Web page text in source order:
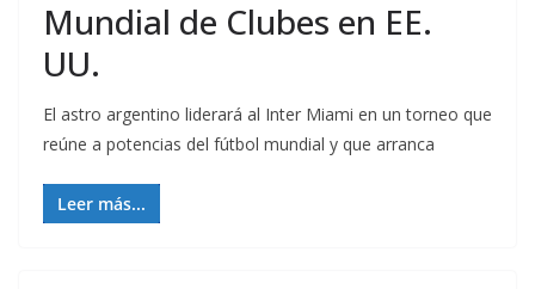
Mundial de Clubes en EE.
UU.
El astro argentino liderará al Inter Miami en un torneo que
reúne a potencias del fútbol mundial y que arranca
Leer más...